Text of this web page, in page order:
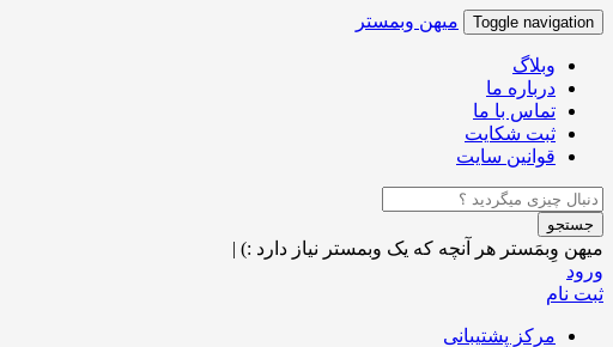
Toggle navigation میهن وبمستر
وبلاگ
درباره ما
تماس با ما
ثبت شکایت
قوانین سایت
جستجو
میهن وِبمَستر هر آنچه که یک وبمستر نیاز دارد :) |
ورود
ثبت نام
مرکز پشتیبانی